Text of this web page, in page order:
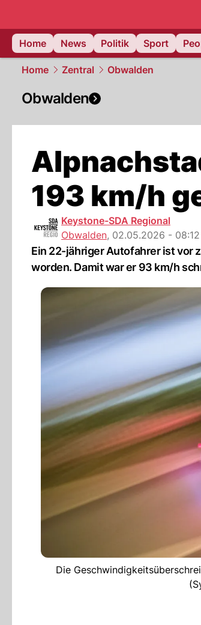
Home
News Politik Sport
Home Zentral Obwalden
Obwalden
193 km/h
Keystone-SDA Regional
Obwalden, 02.05.2026 - 08:12
Ein 22-jähriger Autofahrer ist vor
worden. Damit war er 93 km/h
Die